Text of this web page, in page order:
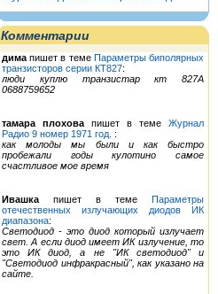
Комментарии
дима пишет в теме Параметры биполярных
транзисторов серии КТ827:
люди куплю транзистар кт 827А
0688759652
тамара плохова пишет в теме Журнал
Радио 9 номер 1971 год. :
как молоды мы были и как быстро
пробежали годы кулотино самое
счастливое мое время
Ивашка пишет в теме Параметры
отечественных излучающих диодов ИК
диапазона:
Светодиод - это диод который излучает
свет. А если диод имеет ИК излучение, то
это ИК диод, а не "ИК светодиод" и
"Светодиод инфракрасный", как указано на
сайте.